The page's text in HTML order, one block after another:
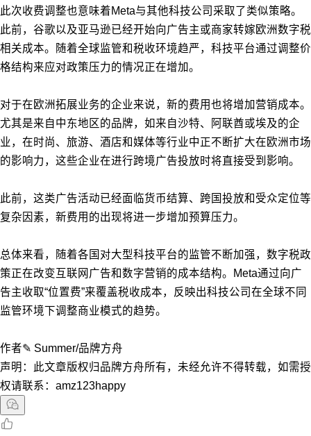
此次收费调整也意味着Meta与其他科技公司采取了类似策略。
此前，谷歌以及亚马逊已经开始向广告主或商家转嫁欧洲数字税
相关成本。随着全球监管和税收环境趋严，科技平台通过调整价
格结构来应对政策压力的情况正在增加。
对于在欧洲拓展业务的企业来说，新的费用也将增加营销成本。
尤其是来自中东地区的品牌，如来自沙特、阿联酋或埃及的企
业，在时尚、旅游、酒店和媒体等行业中正不断扩大在欧洲市场
的影响力，这些企业在进行跨境广告投放时将直接受到影响。
此前，这类广告活动已经面临货币结算、跨国投放和受众定位等
复杂因素，新费用的出现将进一步增加预算压力。
总体来看，随着各国对大型科技平台的监管不断加强，数字税政
策正在改变互联网广告和数字营销的成本结构。Meta通过向广
告主收取“位置费”来覆盖税收成本，反映出科技公司在全球不同
监管环境下调整商业模式的趋势。
作者✎ Summer/品牌方舟
声明：此文章版权归品牌方舟所有，未经允许不得转载，如需授
权请联系：amz123happy